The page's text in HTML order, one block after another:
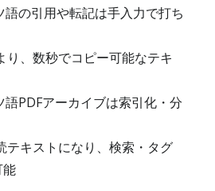
の引用や転記は手入力で打ち
り、数秒でコピー可能なテキ
PDFアーカイブは索引化・分
キストになり、検索・タグ
能